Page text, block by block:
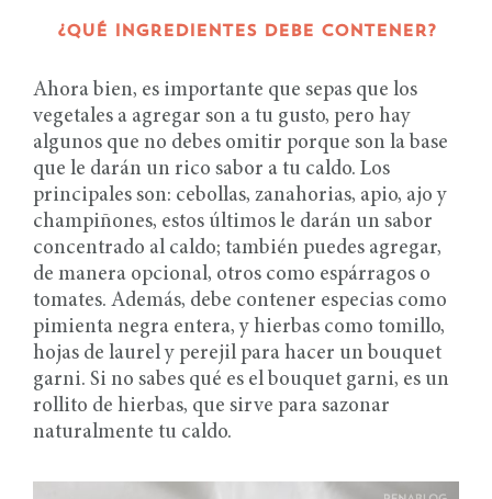
¿QUÉ INGREDIENTES DEBE CONTENER?
Ahora bien, es importante que sepas que los
vegetales a agregar son a tu gusto, pero hay
algunos que no debes omitir porque son la base
que le darán un rico sabor a tu caldo. Los
principales son: cebollas, zanahorias, apio, ajo y
champiñones, estos últimos le darán un sabor
concentrado al caldo; también puedes agregar,
de manera opcional, otros como espárragos o
tomates. Además, debe contener especias como
pimienta negra entera, y hierbas como tomillo,
hojas de laurel y perejil para hacer un bouquet
garni. Si no sabes qué es el bouquet garni, es un
rollito de hierbas, que sirve para sazonar
naturalmente tu caldo.